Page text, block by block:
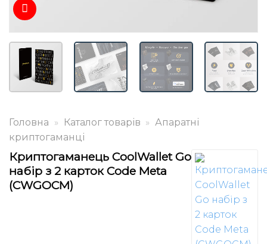
Головна » Каталог товарів » Апаратні
криптогаманці
Криптогаманець CoolWallet Go
набір з 2 карток Code Meta
(CWGOCM)